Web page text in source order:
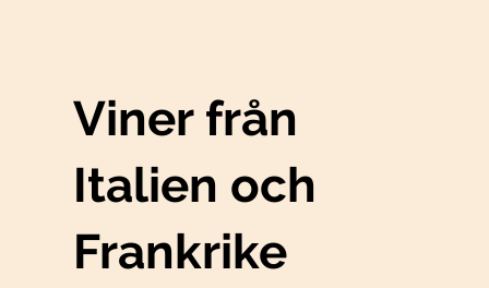
Viner från
Italien och
Frankrike